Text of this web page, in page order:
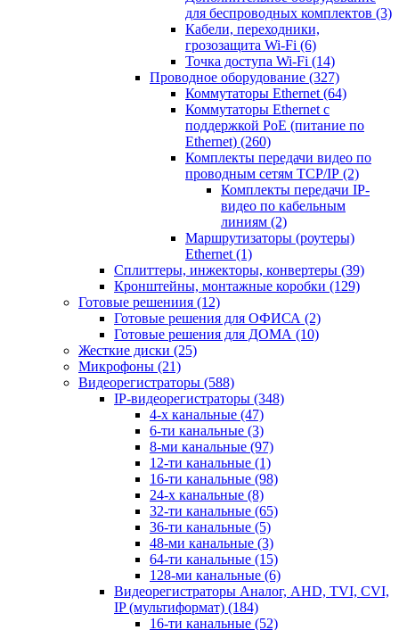
для беспроводных комплектов (3)
Кабели, переходники,
грозозащита Wi-Fi (6)
Точка доступа Wi-Fi (14)
Проводное оборудование (327)
Коммутаторы Ethernet (64)
Коммутаторы Ethernet с
поддержкой PoE (питание по
Ethernet) (260)
Комплекты передачи видео по
проводным сетям TCP/IP (2)
Комплекты передачи IP-
видео по кабельным
линиям (2)
Маршрутизаторы (роутеры)
Ethernet (1)
Сплиттеры, инжекторы, конвертеры (39)
Кронштейны, монтажные коробки (129)
Готовые решениия (12)
Готовые решения для ОФИСА (2)
Готовые решения для ДОМА (10)
Жесткие диски (25)
Микрофоны (21)
Видеорегистраторы (588)
IP-видеорегистраторы (348)
4-х канальные (47)
6-ти канальные (3)
8-ми канальные (97)
12-ти канальные (1)
16-ти канальные (98)
24-х канальные (8)
32-ти канальные (65)
36-ти канальные (5)
48-ми канальные (3)
64-ти канальные (15)
128-ми канальные (6)
Видеорегистраторы Аналог, AHD, TVI, CVI,
IP (мультиформат) (184)
16-ти канальные (52)